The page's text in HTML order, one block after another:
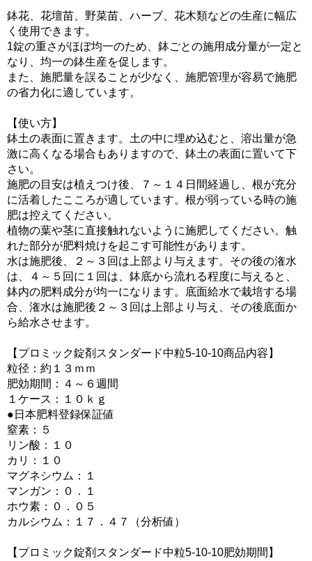
鉢花、花壇苗、野菜苗、ハーブ、花木類などの生産に幅広
く使用できます。
1錠の重さがほぼ均一のため、鉢ごとの施用成分量が一定と
なり、均一の鉢生産を促します。
また、施肥量を誤ることが少なく、施肥管理が容易で施肥
の省力化に適しています。
【使い方】
鉢土の表面に置きます。土の中に埋め込むと、溶出量が急
激に高くなる場合もありますので、鉢土の表面に置いて下
さい。
施肥の目安は植えつけ後、７～１４日間経過し、根が充分
に活着したこころが適しています。根が弱っている時の施
肥は控えてください。
植物の葉や茎に直接触れないように施肥してください。触
れた部分が肥料焼けを起こす可能性があります。
水は施肥後、２～３回は上部より与えます。その後の潅水
は、４～５回に１回は、鉢底から流れる程度に与えると、
鉢内の肥料成分が均一になります。底面給水で栽培する場
合、潅水は施肥後２～３回は上部より与え、その後底面か
ら給水させます。
【プロミック錠剤スタンダード中粒5-10-10商品内容】
粒径：約１３ｍｍ
肥効期間：４～６週間
１ケース：１０ｋｇ
●日本肥料登録保証値
窒素：５
リン酸：１０
カリ：１０
マグネシウム：１
マンガン：０．１
ホウ素：０．０５
カルシウム：１７．４７（分析値）
【プロミック錠剤スタンダード中粒5-10-10肥効期間】